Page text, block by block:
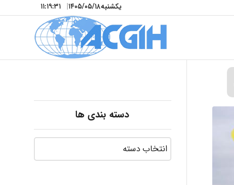
یکشنبه۱۴۰۵/۰۵/۱۸| ۱۱:۱۹:۳۲
دسته بندی ها